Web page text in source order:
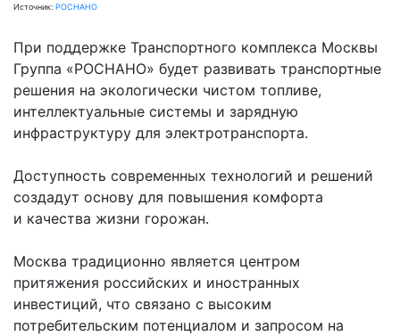
Источник: РОСНАНО
При поддержке Транспортного комплекса Москвы
Группа «РОСНАНО» будет развивать транспортные
решения на экологически чистом топливе,
интеллектуальные системы и зарядную
инфраструктуру для электротранспорта.
Доступность современных технологий и решений
создадут основу для повышения комфорта
и качества жизни горожан.
Москва традиционно является центром
притяжения российских и иностранных
инвестиций, что связано с высоким
потребительским потенциалом и запросом на